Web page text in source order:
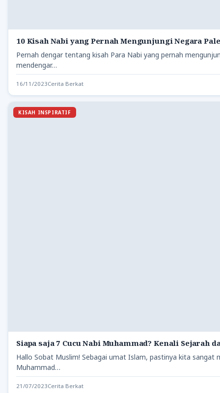
10 Kisah Nabi yang Pernah Mengunjungi Negara
Pernah dengar tentang kisah Para Nabi yang pernah
mendengar…
16/11/2023Cerita Berkat
KISAH INSPIRATIF
Siapa saja 7 Cucu Nabi Muhammad? Kenali Sejarah
Hallo Sobat Muslim! Sebagai umat Islam, pastinya kita sangat
Muhammad…
21/07/2023Cerita Berkat